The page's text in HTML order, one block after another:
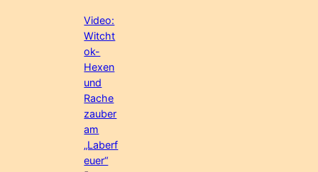
Video:
Witcht
ok-
Hexen
und
Rache
zauber
am
„Laberf
euer“